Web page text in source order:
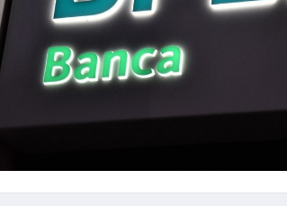
repricing degli asset?